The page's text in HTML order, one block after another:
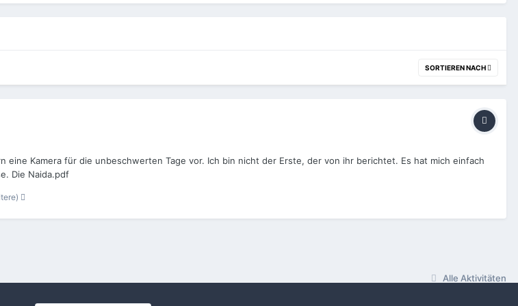
SORTIEREN NACH
eine Kamera für die unbeschwerten Tage vor. Ich bin nicht der Erste, der von ihr berichtet. Es hat mich einfach
Die Naida.pdf
Alle Aktivitäten